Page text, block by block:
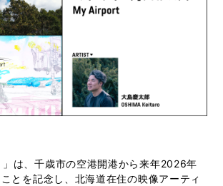
」は、千歳市の空港開港から来年2026年
とを記念し、北海道在住の映像アーティ